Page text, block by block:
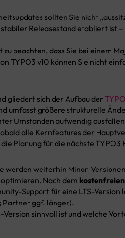
sollten Sie nicht
Releasestand etabliert ist
zu beachten, dass Sie bei einem
TYPO3 v10 können Sie nicht
gliedert sich der Aufbau der
umfasst größere strukturelle
Umständen aufwendig
alle Kernfeatures der
die Planung für die nächste
werden weiterhin Minor-
optimieren. Nach dem
Support für eine LTS-Version
Partner ggf. länger).
Version sinnvoll ist und welche